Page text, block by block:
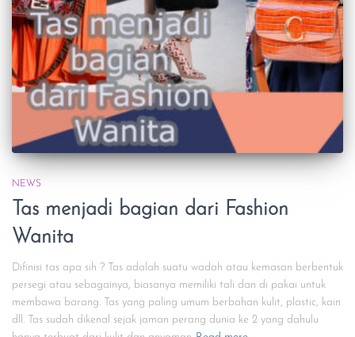
NEWS
Tas menjadi bagian dari Fashion
Wanita
Difinisi tas apa sih ? Tas adalah suatu wadah atau kemasan berbentuk
persegi atau sebagainya, biasanya memiliki tali dan di pakai untuk
membawa barang. Tas yang paling umum berbahan kulit, plastic, kain
dll. Tas sudah dikenal sejak jaman perang dunia ke 2 yang dahulu